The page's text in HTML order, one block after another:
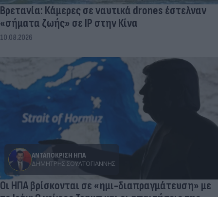
«σήματα ζωής» σε IP στην Κίνα
10.08.2026